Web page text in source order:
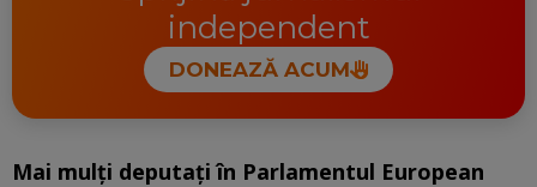
independent
DONEAZĂ ACUM
Mai mulți deputați în Parlamentul European